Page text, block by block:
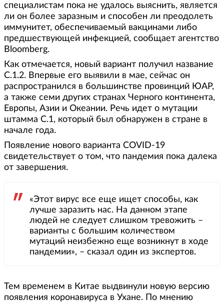
специалистам пока не удалось выяснить, является
ли он более заразным и способен ли преодолеть
иммунитет, обеспечиваемый вакцинами либо
предшествующей инфекцией, сообщает агентство
Bloomberg.
Как отмечается, новый вариант получил название
C.1.2. Впервые его выявили в мае, сейчас он
распространился в большинстве провинций ЮАР,
а также семи других странах Черного континента,
Европы, Азии и Океании. Речь идет о мутации
штамма C.1, который был обнаружен в стране в
начале года.
Появление нового варианта COVID-19
свидетельствует о том, что пандемия пока далека
от завершения.
«Этот вирус все еще ищет способы, как
лучше заразить нас. На данном этапе
людей не следует слишком тревожить –
варианты с большим количеством
мутаций неизбежно еще возникнут в ходе
пандемии», – сказал один из экспертов.
Тем временем в Китае выдвинули новую версию
появления коронавируса в Ухане. По мнению